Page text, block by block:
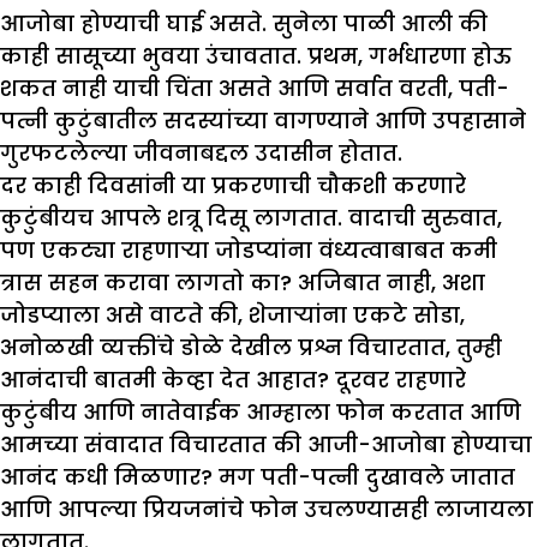
आजोबा होण्याची घाई असते. सुनेला पाळी आली की
काही सासूच्या भुवया उंचावतात. प्रथम, गर्भधारणा होऊ
शकत नाही याची चिंता असते आणि सर्वात वरती, पती-
पत्नी कुटुंबातील सदस्यांच्या वागण्याने आणि उपहासाने
गुरफटलेल्या जीवनाबद्दल उदासीन होतात.
दर काही दिवसांनी या प्रकरणाची चौकशी करणारे
कुटुंबीयच आपले शत्रू दिसू लागतात. वादाची सुरुवात,
पण एकट्या राहणाऱ्या जोडप्यांना वंध्यत्वाबाबत कमी
त्रास सहन करावा लागतो का? अजिबात नाही, अशा
जोडप्याला असे वाटते की, शेजाऱ्यांना एकटे सोडा,
अनोळखी व्यक्तींचे डोळे देखील प्रश्न विचारतात, तुम्ही
आनंदाची बातमी केव्हा देत आहात? दूरवर राहणारे
कुटुंबीय आणि नातेवाईक आम्हाला फोन करतात आणि
आमच्या संवादात विचारतात की आजी-आजोबा होण्याचा
आनंद कधी मिळणार? मग पती-पत्नी दुखावले जातात
आणि आपल्या प्रियजनांचे फोन उचलण्यासही लाजायला